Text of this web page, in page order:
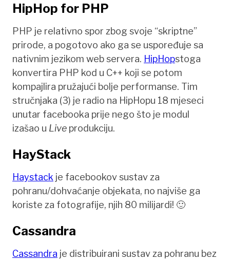
HipHop for PHP
PHP je relativno spor zbog svoje “skriptne”
prirode, a pogotovo ako ga se uspoređuje sa
nativnim jezikom web servera. HipHopstoga
konvertira PHP kod u C++ koji se potom
kompajlira pružajući bolje performanse. Tim
stručnjaka (3) je radio na HipHopu 18 mjeseci
unutar facebooka prije nego što je modul
izašao u Live produkciju.
HayStack
Haystack je facebookov sustav za
pohranu/dohvaćanje objekata, no najviše ga
koriste za fotografije, njih 80 milijardi! 🙂
Cassandra
Cassandra je distribuirani sustav za pohranu bez